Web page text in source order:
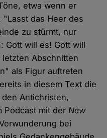
etwa wenn er
"Lasst das Heer des
zu stürmt, nur
Gott will es! Gott will
Abschnitten
als Figur auftreten
in diesem Text die
Antichristen,
Podcast mit derNew
bei